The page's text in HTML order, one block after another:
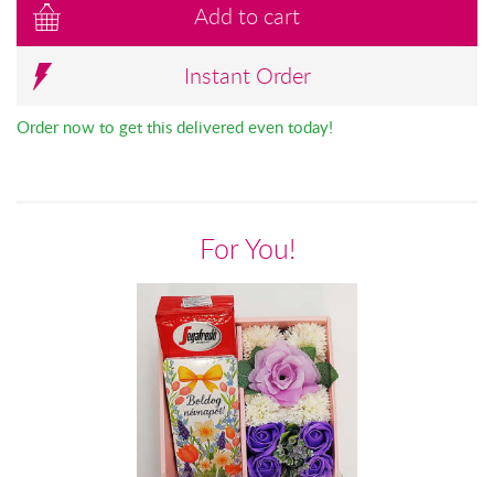
Add to cart
Instant Order
Order now to get this delivered even today!
For You!